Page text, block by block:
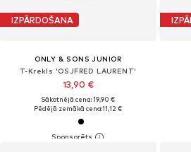
IZPĀRDOŠANA
ONLY & SONS JUNIOR
T-Krekls 'OSJFRED LAURENT'
13,90 €
Sākotnējā cena: 19,90 €
Pēdējā zemākā cena:11,12 €